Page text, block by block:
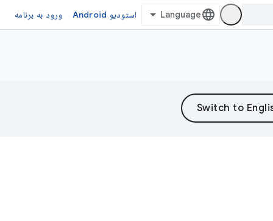
استودیو Android ورود به برنامه